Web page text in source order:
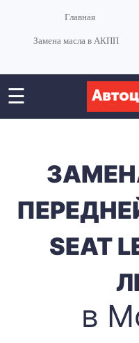
Главная
Замена масла в АКПП
☰
SEAT
в